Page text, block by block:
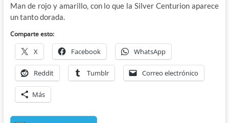
Man de rojo y amarillo, con lo que la Silver Centurion aparece
un tanto dorada.
Comparte esto:
X Facebook WhatsApp
Reddit Tumblr Correo electrónico
Más